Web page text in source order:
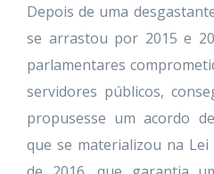
Depois de uma
se arrastou por 2015 e
parlamentares
servidores públicos,
propusesse um acordo
que se materializou na Lei